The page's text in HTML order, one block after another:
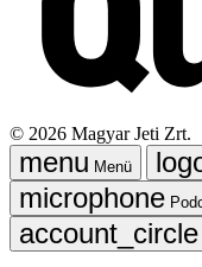
© 2026 Magyar Jeti Zrt.
Menü